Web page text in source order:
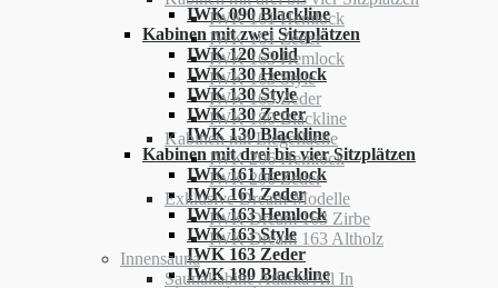
IWK 161 Hemlock
IWK 161 Zeder
IWK 163 Hemlock
IWK 163 Style
IWK 163 Zeder
IWK 180 Blackline
Kabinen mit Liegefläche
IWK 206 Hemlock
IWK 206 Zeder
Exklusive Dream-Modelle
IWK Dream 163 Zirbe
IWK Dream 163 Altholz
Innensauna
Saunakabine Atlanta All In
IWK 090 Blackline
Kabinen mit zwei Sitzplätzen
IWK 120 Solid
IWK 130 Hemlock
IWK 130 Style
IWK 130 Zeder
IWK 130 Blackline
Kabinen mit drei bis vier Sitzplätzen
IWK 161 Hemlock
IWK 161 Zeder
IWK 163 Hemlock
IWK 163 Style
IWK 163 Zeder
IWK 180 Blackline